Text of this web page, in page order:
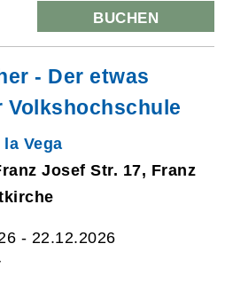
BUCHEN
- Der etwas
Volkshochschule
Vega
Josef Str. 17, Franz
- 22.12.2026